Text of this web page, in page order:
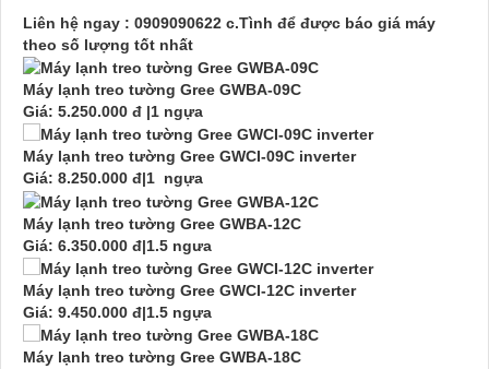
Liên hệ ngay : 0909090622 c.Tình để được báo giá máy
theo số lượng tốt nhất
Máy lạnh treo tường Gree GWBA-09C
Giá: 5.250.000 đ |1 ngựa
Máy lạnh treo tường Gree GWCI-09C inverter
Giá: 8.250.000 đ|1 ngựa
Máy lạnh treo tường Gree GWBA-12C
Giá: 6.350.000 đ|1.5 ngưa
Máy lạnh treo tường Gree GWCI-12C inverter
Giá: 9.450.000 đ|1.5 ngựa
Máy lạnh treo tường Gree GWBA-18C